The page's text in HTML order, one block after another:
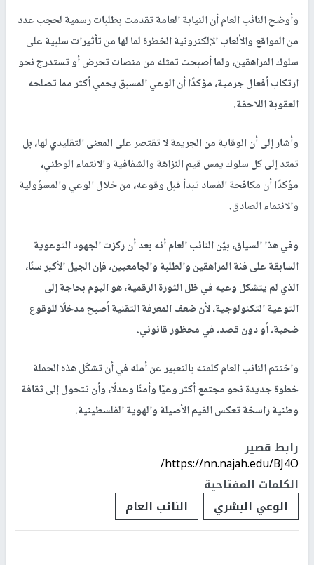
وأوضح النائب العام أن النيابة العامة تقدمت بطلبات رسمية لحجب عدد
من المواقع والألعاب الإلكترونية الخطرة لما لها من تأثيرات سلبية على
سلوك المراهقين، ولما أصبحت تمثله من منصات تحرض أو تستدرج نحو
ارتكاب أفعال جرمية، مؤكدًا أن الوعي المسبق يحمي أكثر مما تصلحه
العقوبة اللاحقة.
وأشار إلى أن الوقاية من الجريمة لا تقتصر على المعنى التقليدي لها، بل
تمتد إلى كل سلوك يمس قيم النزاهة والشفافية والانتماء الوطني،
مؤكدًا أن مكافحة الفساد تبدأ قبل وقوعه، من خلال الوعي والمسؤولية
والانتماء الصادق.
وفي هذا السياق، بيّن النائب العام أنه بعد أن ركزت الجهود التوعوية
السابقة على فئة المراهقين والطلبة والجامعيين، فإن الجيل الأكبر سنًا،
الذي لم يتشكل وعيه في ظل الثورة الرقمية، هو اليوم بحاجة إلى
التوعية التكنولوجية، لأن ضعف المعرفة التقنية أصبح مدخلًا للوقوع
ضحية، أو دون قصد، في محظور قانوني.
واختتم النائب العام كلمته بالتعبير عن أمله في أن تشكّل هذه الحملة
خطوة جديدة نحو مجتمع أكثر وعيًا وأمنًا وعدلًا، وأن تتحول إلى ثقافة
وطنية راسخة تعكس القيم الأصيلة والهوية الفلسطينية.
رابط قصير
https://nn.najah.edu/BJ4O/
الكلمات المفتاحية
الوعي البشري
النائب العام